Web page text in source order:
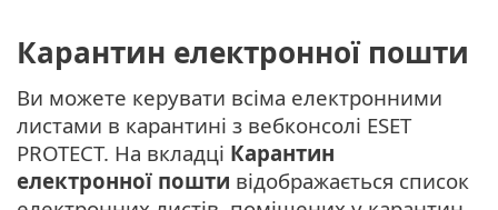
Карантин електронної пошти
Ви можете керувати всіма електронними
листами в карантині з вебконсолі ESET
PROTECT. На вкладці Карантин
електронної пошти відображається список